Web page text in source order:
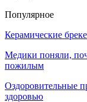
Популярное
Керамические
Медики поняли,
пожилым
Оздоровительные
здоровью